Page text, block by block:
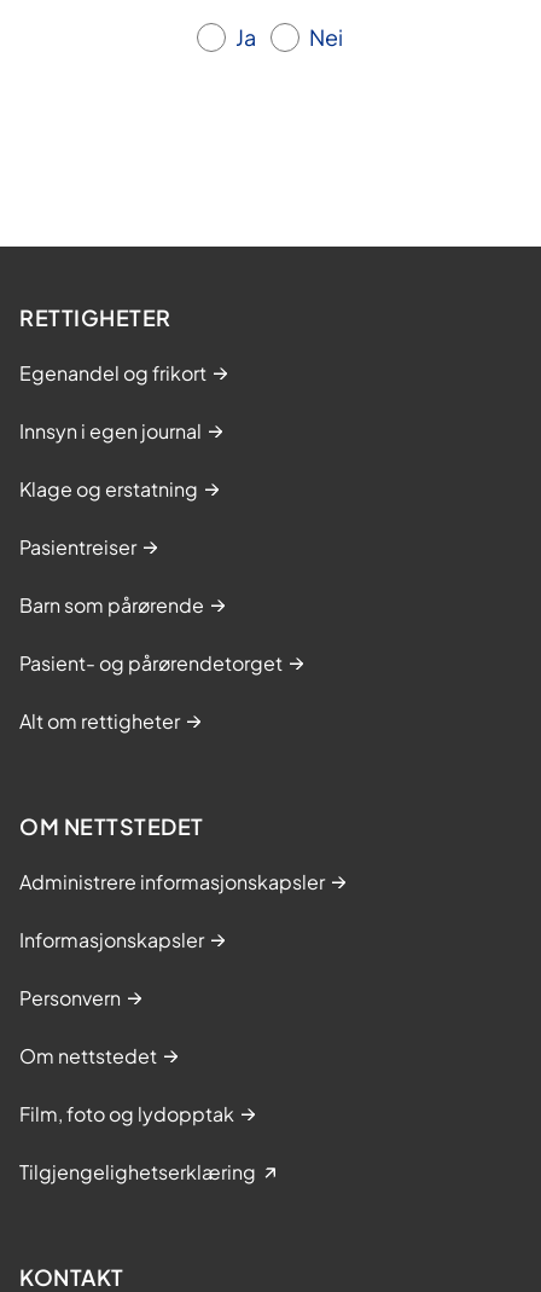
Ja Nei
RETTIGHETER
Egenandel og frikort
Innsyn i egen journal
Klage og erstatning
Pasientreiser
Barn som pårørende
Pasient- og pårørendetorget
Alt om rettigheter
OM NETTSTEDET
Administrere informasjonskapsler
Informasjonskapsler
Personvern
Om nettstedet
Film, foto og lydopptak
Tilgjengelighetserklæring
KONTAKT